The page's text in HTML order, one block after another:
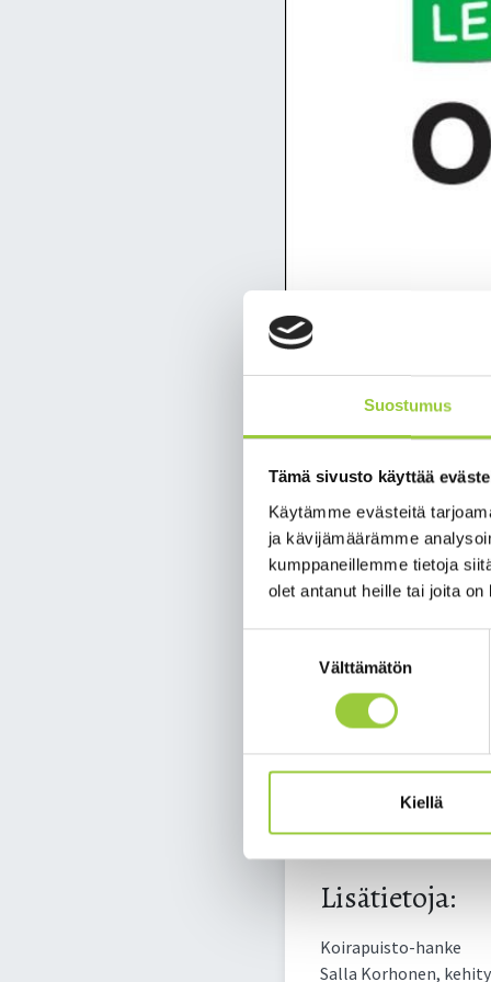
Suostumus
Tämä sivusto käyttää
Käytämme evästeitä
ja kävijämäärämme
kumppaneillemme tietoja
olet antanut heille tai joita
Välttämätön
Kiellä
Oulujärvi
Oulujärvi Leaderin
Paltamon kunta haki
myönteisen
toiveiden mukaisesti.
sekä rakennetaan
josta investointituen
valaistaan ja
rakennetaan
Lisätietoja:
Koirapuisto-hanke
Salla Korhonen,